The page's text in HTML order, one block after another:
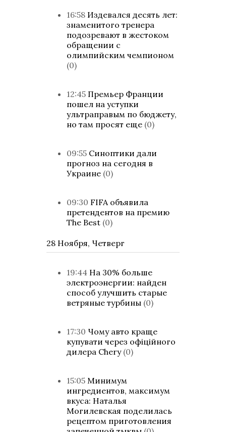
16:58 Издевался десять лет:
знаменитого тренера
подозревают в жестоком
обращении с
олимпийским чемпионом
(0)
12:45 Премьер Франции
пошел на уступки
ультраправым по бюджету,
но там просят еще (0)
09:55 Синоптики дали
прогноз на сегодня в
Украине (0)
09:30 FIFA объявила
претендентов на премию
The Best (0)
28 Ноября, Четверг
19:44 На 30% больше
электроэнергии: найден
способ улучшить старые
ветряные турбины (0)
17:30 Чому авто краще
купувати через офіційного
дилера Chery (0)
15:05 Минимум
ингредиентов, максимум
вкуса: Наталья
Могилевская поделилась
рецептом приготовления